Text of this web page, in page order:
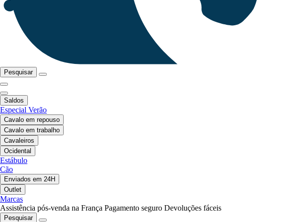
Pesquisar
Saldos
Especial Verão
Cavalo em repouso
Cavalo em trabalho
Cavaleiros
Ocidental
Estábulo
Cão
Enviados em 24H
Outlet
Marcas
Assistência pós-venda na França Pagamento seguro Devoluções fáceis
Pesquisar